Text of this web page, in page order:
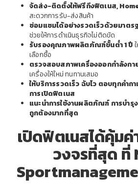
จัดส่ง-ติดตั้งให้ฟรีถึงฟิตเนส,
สะดวกการรับ-ส่งสินค้า
ซ่อมแซมได้อย่างรวดเร็วด้วยมาตร
ช่วยให้การดำเนินธุรกิจไม่ติดขัด
รับรองคุณภาพผลิตภัณฑ์ขั้นต่ำ 1 ปี
เลือกซื้อ
ตรวจสอบสภาพเครื่องออกกำลังกา
เครื่องให้ใหม่ ทนทานเสมอ
ให้บริการรวดเร็ว ฉับไว ตอบทุกคำ
การเปิดฟิตเนส
แนะนำการใช้งานผลิตภัณฑ์ การบำรุ
ถูกต้องมากที่สุด
เปิดฟิตเนสได้คุ้ม
วงจรที่สุด ที่